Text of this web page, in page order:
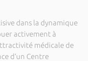
dans la dynamique
activement à
médicale de
d’un Centre